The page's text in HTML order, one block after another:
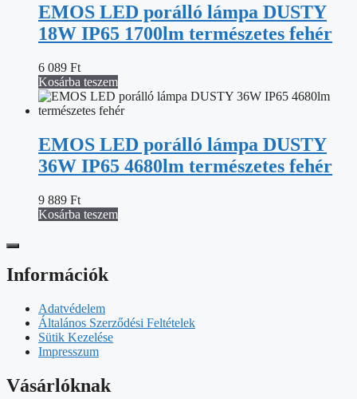
EMOS LED porálló lámpa DUSTY
18W IP65 1700lm természetes fehér
6 089 Ft
Kosárba teszem
EMOS LED porálló lámpa DUSTY
36W IP65 4680lm természetes fehér
9 889 Ft
Kosárba teszem
Információk
Adatvédelem
Általános Szerződési Feltételek
Sütik Kezelése
Impresszum
Vásárlóknak